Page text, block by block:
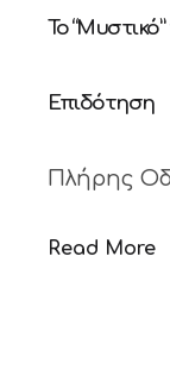
Το
Επιδότηση
Πλήρης
Read More